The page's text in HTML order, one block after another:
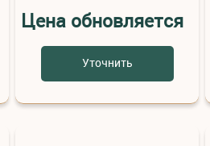
Цена обновляется
Уточнить